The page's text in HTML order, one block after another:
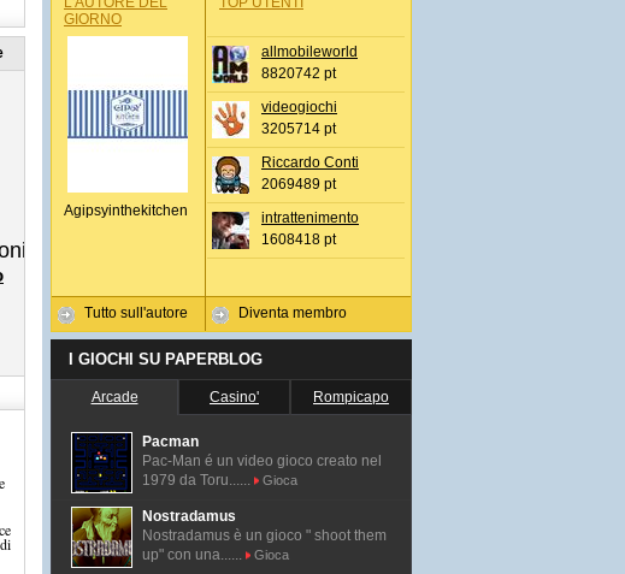
GIORNO
Agipsyinthekitchen
Tutto sull'autore
allmobileworld
8820742 pt
videogiochi
3205714 pt
Riccardo Conti
2069489 pt
intrattenimento
1608418 pt
Diventa membro
I GIOCHI SU PAPERBLOG
Arcade Casino' Rompicapo
Pacman
Pac-Man é un video gioco creato nel
1979 da Toru......
Gioca
Nostradamus
Nostradamus è un gioco " shoot them
up" con una......
Gioca